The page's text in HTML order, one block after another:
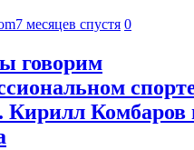
7 месяцев спустя 0
говорим
Кирилл Комбаров